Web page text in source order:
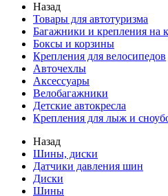
Назад
Товары для автотуризма
Багажники и крепления на
Боксы и корзины
Крепления для велосипедов
Авточехлы
Аксессуары
Велобагажники
Детские автокресла
Крепления для лыж и
Назад
Шины, диски
Датчики давления шин
Диски
Шины